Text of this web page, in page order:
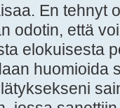
En tehnyt
odotin, että
elokuisesta
huomioida